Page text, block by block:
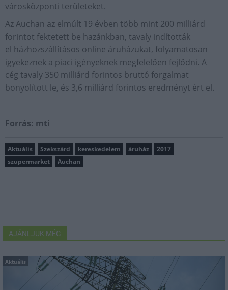
városközponti területeket.
Az Auchan az elmúlt 19 évben több mint 200 milliárd
forintot fektetett be hazánkban, tavaly indították
el házhozszállításos online áruházukat, folyamatosan
igyekeznek a piaci igényeknek megfelelően fejlődni. A
cég tavaly 350 milliárd forintos bruttó forgalmat
bonyolított le, és 3,6 milliárd forintos eredményt ért el.
Forrás: mti
Aktuális Szekszárd kereskedelem áruház
2017
szupermarket
Auchan
AJÁNLJUK MÉG
Aktuális